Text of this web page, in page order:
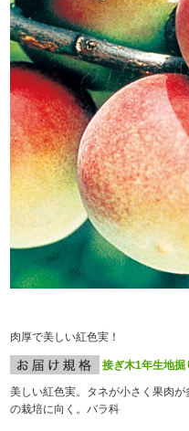
肉厚で美しい紅色実！
接ぎ木1年生地掘
美しい紅色実。タネが小さく果肉
の栽培に向く。バラ科